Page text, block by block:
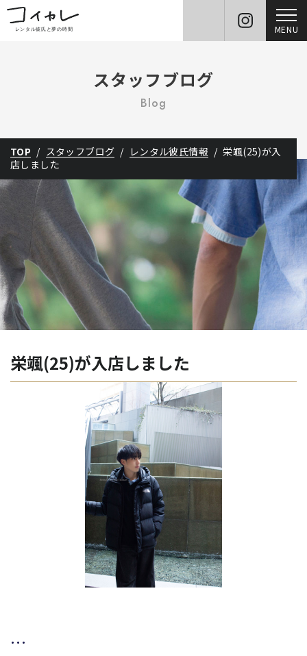
MENU
スタッフブログ
Blog
TOP スタッフブログ レンタル彼氏情報
栄颯(25)が入
店しました
栄颯(25)が入店しました
…